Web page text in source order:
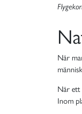
När
När ett
Inom